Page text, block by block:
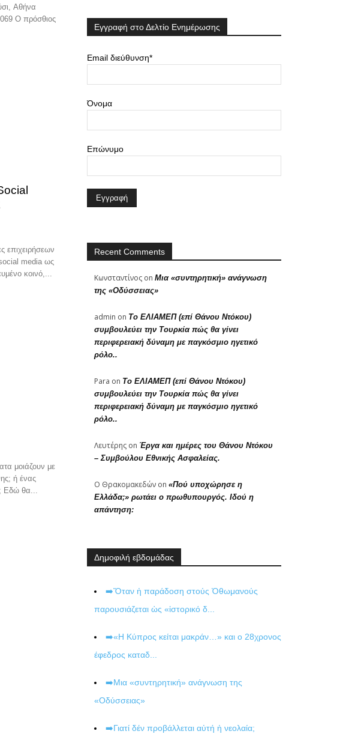
Αθήνα
επιχειρήσεων
media ως
κοινό,...
ή ένας
Εδώ θα...
Εγγραφή στο Δελτίο Ενημέρωσης
Email διεύθυνση*
Όνομα
Επώνυμο
Recent Comments
Κωνσταντίνος on Μια «συντηρητική» ανάγνωση
της «Οδύσσειας»
admin on Το ΕΛΙΑΜΕΠ (επί Θάνου Ντόκου)
συμβουλεύει την Τουρκία πώς θα γίνει
περιφερειακή δύναμη με παγκόσμιο ηγετικό
ρόλο..
Para on Το ΕΛΙΑΜΕΠ (επί Θάνου Ντόκου)
συμβουλεύει την Τουρκία πώς θα γίνει
περιφερειακή δύναμη με παγκόσμιο ηγετικό
ρόλο..
Λευτέρης on Έργα και ημέρες του Θάνου Ντόκου
– Συμβούλου Εθνικής Ασφαλείας.
Ο Θρακομακεδών on «Πού υποχώρησε η
Ελλάδα;» ρωτάει ο πρωθυπουργός. Ιδού η
απάντηση:
Δημοφιλή εβδομάδας
➡️Ὅταν ἡ παράδοση στούς Ὀθωμανούς
παρουσιάζεται ὡς «ἱστορικό δ...
➡️«Η Κύπρος κείται μακράν…» και ο 28χρονος
έφεδρος καταδ...
➡️Μια «συντηρητική» ανάγνωση της
«Οδύσσειας»
➡️Γιατί δέν προβάλλεται αὐτή ἡ νεολαία;